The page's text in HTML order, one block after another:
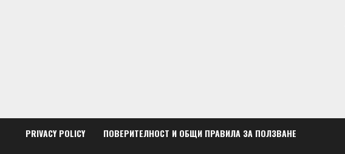
PRIVACY POLICY ПОВЕРИТЕЛНОСТ И ОБЩИ ПРАВИЛА ЗА ПОЛЗВАНЕ